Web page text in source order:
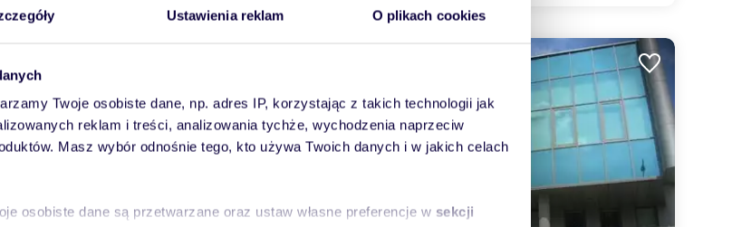
Ustawienia reklam O plikach cookies
Twoje osobiste dane, np. adres IP, korzystając z takich technologii jak
reklam i treści, analizowania tychże, wychodzenia naprzeciw
Masz wybór odnośnie tego, kto używa Twoich danych i w jakich celach
osobiste dane są przetwarzane oraz ustaw własne preferencje w sekcji
usługowy, gastronomia, biurowy, biurowo -